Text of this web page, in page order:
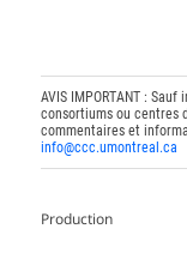
AVIS IMPORTANT :
consortiums ou centres
commentaires et
info@ccc.umontreal.ca
Production